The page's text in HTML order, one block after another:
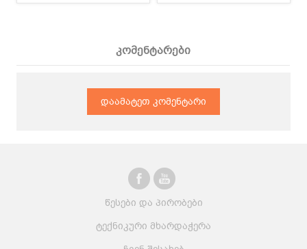
კომენტარები
დაამატეთ კომენტარი
წესები და პირობები
ტექნიკური მხარდაჭერა